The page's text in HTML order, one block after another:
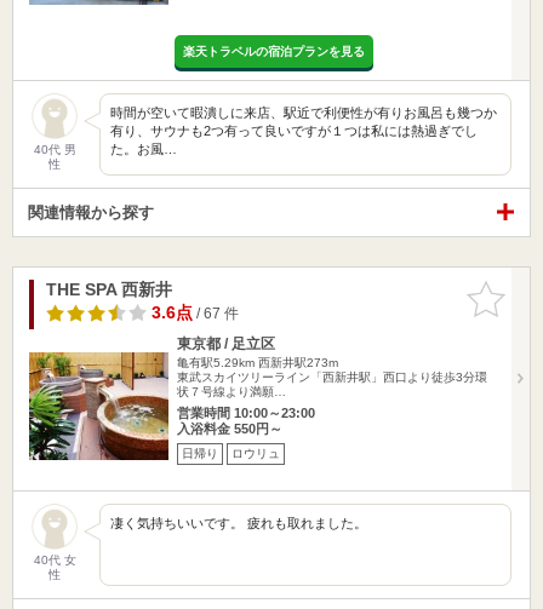
楽天トラベルの宿泊プランを見る
40代 男
性
時間が空いて暇潰しに来店、駅近で利便性が有りお風呂も幾つか
有り、サウナも2つ有って良いですが１つは私には熱過ぎでし
た。お風…
関連情報から探す
お気に入
りに追加
THE SPA 西新井
3.6点/ 67 件
東京都 / 足立区
亀有駅5.29km 西新井駅273m
東武スカイツリーライン「西新井駅」西口より徒歩3分環
状７号線より満願…
営業時間 10:00～23:00
入浴料金 550円～
日帰り ロウリュ
40代 女
性
凄く気持ちいいです。 疲れも取れました。